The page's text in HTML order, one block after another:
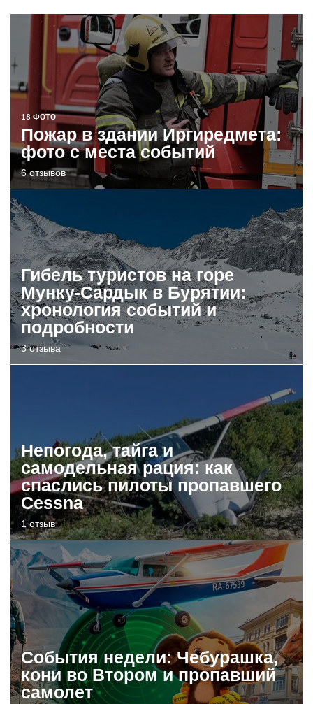
18 ФОТО
Пожар в здании Иргиредмета:
фото с места событий
6 отзывов
Гибель туристов на горе
Мунку-Сардык в Бурятии:
хронология событий и
подробности
3 отзыва
Непогода, тайга и
самодельная рация: как
спаслись пилоты пропавшего
Cessna
1 отзыв
События недели: Чебурашка,
кони во Втором и пропавший
самолет